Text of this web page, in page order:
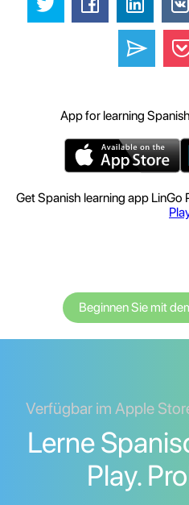
App for learning
Get Spanish learning app LinGo
Beginnen Sie mit
Verfügbar im Apple
Lerne
Play.